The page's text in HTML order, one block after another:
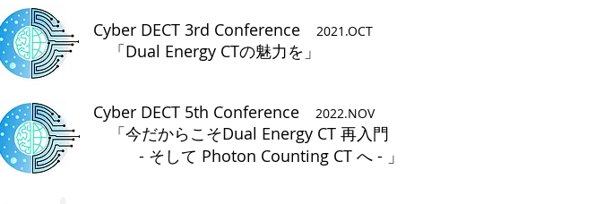
Cyber DECT 3rd Conference 2021.OCT
「Dual Energy CTの魅力を」
Cyber DECT 5th Conference 2022.NOV
「今だからこそDual Energy CT 再入門
- そして Photon Counting CT へ - 」